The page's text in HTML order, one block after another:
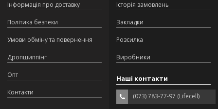
Інформація про доставку
Політика безпеки
Умови обміну та повернення
Дропшиппінг
Опт
Контакти
Історія замовлень
Закладки
Розсилка
Виробники
Наші контакти
(073) 783-77-97 (Lifecell)